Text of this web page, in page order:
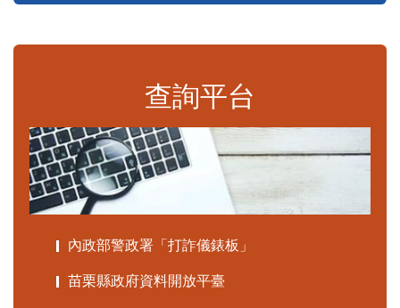
查詢平台
內政部警政署「打詐儀錶板」
苗栗縣政府資料開放平臺